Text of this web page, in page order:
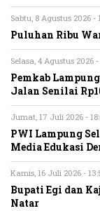
Sabtu, 8 Agustus 2026 -
Puluhan Ribu
Selasa, 4 Agustus 2026
Pemkab
Jalan Senilai
Jumat, 17 Juli 2026 -
PWI Lampung
Media Edukasi
Kamis, 16 Juli 2026 -
Bupati Egi dan
Natar